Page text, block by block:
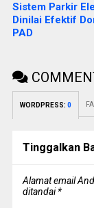
Sistem Parkir
Dinilai Efektif
PAD
WORDPRESS: 0
Tinggalkan
Alamat email
ditandai*